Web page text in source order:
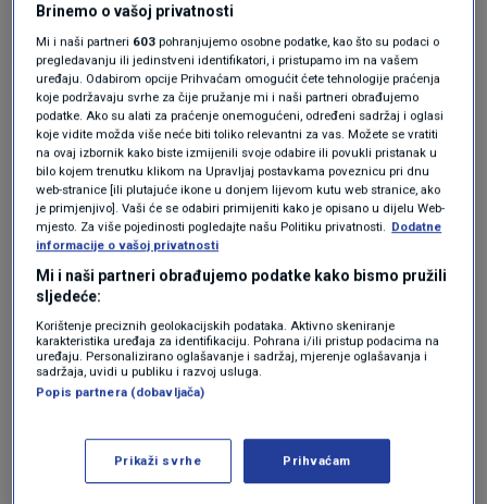
prije 5 mjeseci
GrofModerneHrvatske
Istina, ali mislim da je granica 120$ a ne 110$
Odgovor
prije 5 mjeseci
Realist
Meni su nevjerojatni ovi ekonomski, vojni i
kada, možda, gdje... Kakva je nauka ekonomija
ako nije u stanju točno reći što će biti za par
mjeseci. Ja sam inžinjer elektrotehnike, ako ne
Brinemo o vašoj privatnosti
Mi i naši partneri 603 pohranjujemo osobne podatke, kao što su podaci o
pregledavanju ili jedinstveni identifikatori, i pristupamo im na vašem
uređaju. Odabirom opcije Prihvaćam omogućit ćete tehnologije praćenja
koje podržavaju svrhe za čije pružanje mi i naši partneri obrađujemo
podatke. Ako su alati za praćenje onemogućeni, određeni sadržaj i oglasi
koje vidite možda više neće biti toliko relevantni za vas. Možete se vratiti
na ovaj izbornik kako biste izmijenili svoje odabire ili povukli pristanak u
bilo kojem trenutku klikom na Upravljaj postavkama poveznicu pri dnu
web-stranice [ili plutajuće ikone u donjem lijevom kutu web stranice, ako
je primjenjivo]. Vaši će se odabiri primijeniti kako je opisano u dijelu Web-
mjesto. Za više pojedinosti pogledajte našu Politiku privatnosti. Dodatne
informacije o vašoj privatnosti
Mi i naši partneri obrađujemo podatke kako bismo pružili
sljedeće:
Korištenje preciznih geolokacijskih podataka. Aktivno skeniranje
karakteristika uređaja za identifikaciju. Pohrana i/ili pristup podacima na
uređaju. Personalizirano oglašavanje i sadržaj, mjerenje oglašavanja i
sadržaja, uvidi u publiku i razvoj usluga.
Popis partnera (dobavljača)
Prikaži svrhe Prihvaćam